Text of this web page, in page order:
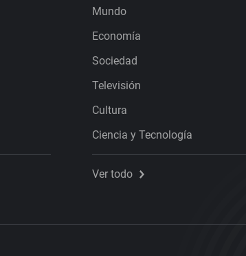
Mundo
Economía
Sociedad
Televisión
Cultura
Ciencia y Tecnología
Ver todo